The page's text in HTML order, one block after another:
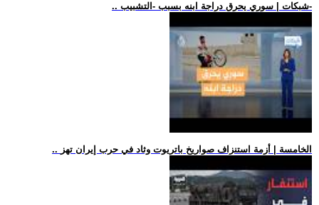
.. شبكات | سوري يحرق دراجة ابنه بسبب -التشبيب-
.. الخامسة | أزمة استنزاف صواريخ باتريوت وثاد في حرب إيران تهز